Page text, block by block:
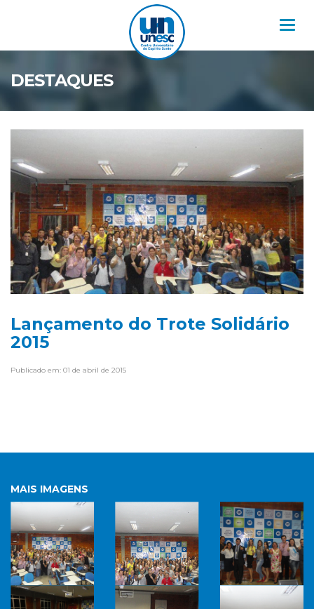
DESTAQUES
Lançamento do Trote Solidário
2015
Publicado em: 01 de abril de 2015
MAIS IMAGENS